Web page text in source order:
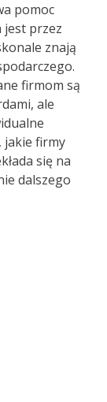
pomoc
przez
znają
firmom są
ale
jakie firmy
się na
dalszego